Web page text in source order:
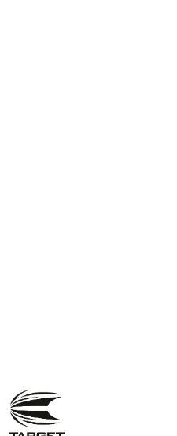
NAZWA
PRODUCENTA:
TARGET